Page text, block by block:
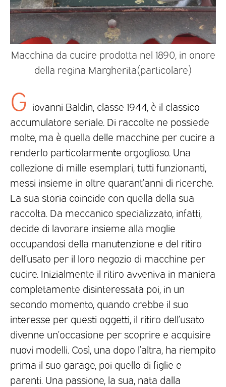
Macchina da cucire prodotta nel 1890, in onore
della regina Margherita(particolare)
G iovanni Baldin, classe 1944, è il classico
accumulatore seriale. Di raccolte ne possiede
molte, ma è quella delle macchine per cucire a
renderlo particolarmente orgoglioso. Una
collezione di mille esemplari, tutti funzionanti,
messi insieme in oltre quarant’anni di ricerche.
La sua storia coincide con quella della sua
raccolta. Da meccanico specializzato, infatti,
decide di lavorare insieme alla moglie
occupandosi della manutenzione e del ritiro
dell’usato per il loro negozio di macchine per
cucire. Inizialmente il ritiro avveniva in maniera
completamente disinteressata poi, in un
secondo momento, quando crebbe il suo
interesse per questi oggetti, il ritiro dell’usato
divenne un’occasione per scoprire e acquisire
nuovi modelli. Così, una dopo l’altra, ha riempito
prima il suo garage, poi quello di figlie e
parenti. Una passione, la sua, nata dalla